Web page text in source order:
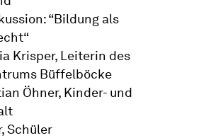
“Bildung als
Krisper, Leiterin des
Büffelböcke
Öhner, Kinder- und
Schüler